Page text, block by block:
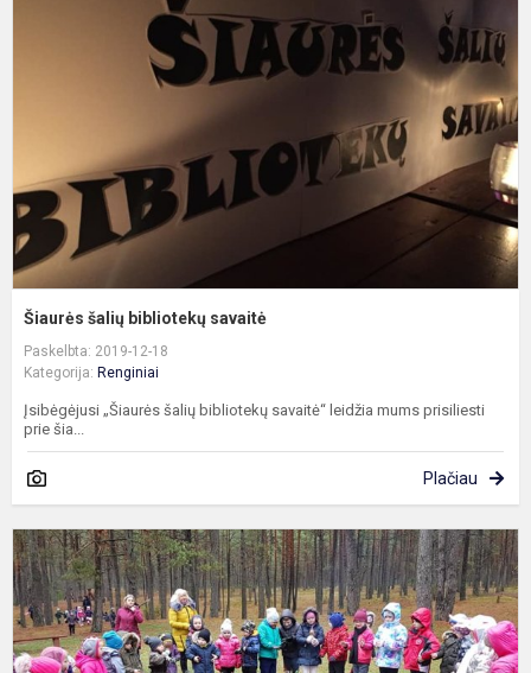
Šiaurės šalių bibliotekų savaitė
Paskelbta: 2019-12-18
Kategorija: Renginiai
Įsibėgėjusi „Šiaurės šalių bibliotekų savaitė“ leidžia mums prisiliesti
prie šia...
Plačiau